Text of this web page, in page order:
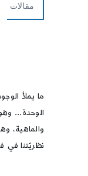
مقالات
ما يملأ
الوحدة...
والماهية،
نظريّتنا في